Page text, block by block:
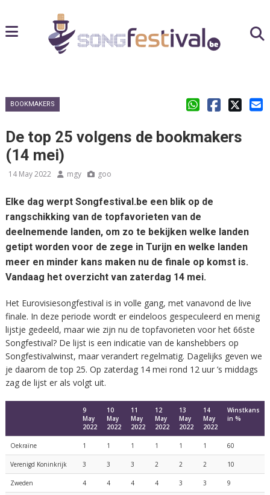
BOOKMAKERS
De top 25 volgens de bookmakers
(14 mei)
14 May 2022 mgy goo
Elke dag werpt Songfestival.be een blik op de
rangschikking van de topfavorieten van de
deelnemende landen, om zo te bekijken welke landen
getipt worden voor de zege in Turijn en welke landen
meer en minder kans maken nu de finale op komst is.
Vandaag het overzicht van zaterdag 14 mei.
Het Eurovisiesongfestival is in volle gang, met vanavond de live
finale. In deze periode wordt er eindeloos gespeculeerd en menig
lijstje gedeeld, maar wie zijn nu de topfavorieten voor het 66ste
Songfestival? De lijst is een indicatie van de kanshebbers op
Songfestivalwinst, maar verandert regelmatig. Dagelijks geven we
je daarom de top 25. Op zaterdag 14 mei rond 12 uur ’s middags
zag de lijst er als volgt uit.
9
May
2022
10
May
2022
11
May
2022
12
May
2022
13
May
2022
14
May
2022
Winstkans
in %
Oekraïne 1 1 1 1 1 1 60
Verenigd Koninkrijk 3 3 3 2 2 2 10
Zweden 4 4 4 4 3 3 9